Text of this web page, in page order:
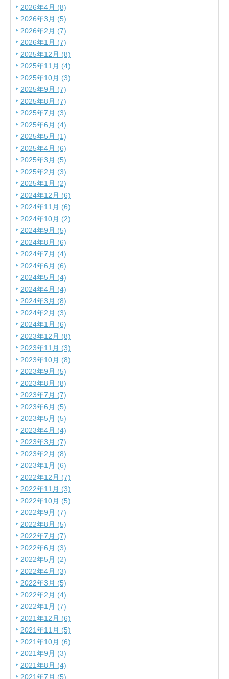
2026年4月 (8)
2026年3月 (5)
2026年2月 (7)
2026年1月 (7)
2025年12月 (8)
2025年11月 (4)
2025年10月 (3)
2025年9月 (7)
2025年8月 (7)
2025年7月 (3)
2025年6月 (4)
2025年5月 (1)
2025年4月 (6)
2025年3月 (5)
2025年2月 (3)
2025年1月 (2)
2024年12月 (6)
2024年11月 (6)
2024年10月 (2)
2024年9月 (5)
2024年8月 (6)
2024年7月 (4)
2024年6月 (6)
2024年5月 (4)
2024年4月 (4)
2024年3月 (8)
2024年2月 (3)
2024年1月 (6)
2023年12月 (8)
2023年11月 (3)
2023年10月 (8)
2023年9月 (5)
2023年8月 (8)
2023年7月 (7)
2023年6月 (5)
2023年5月 (5)
2023年4月 (4)
2023年3月 (7)
2023年2月 (8)
2023年1月 (6)
2022年12月 (7)
2022年11月 (3)
2022年10月 (5)
2022年9月 (7)
2022年8月 (5)
2022年7月 (7)
2022年6月 (3)
2022年5月 (2)
2022年4月 (3)
2022年3月 (5)
2022年2月 (4)
2022年1月 (7)
2021年12月 (6)
2021年11月 (5)
2021年10月 (6)
2021年9月 (3)
2021年8月 (4)
2021年7月 (5)